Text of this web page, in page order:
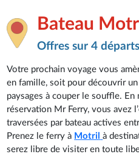
Bateau
Offres sur 4
Votre prochain voyage vous
en famille, soit pour découvrir
paysages à couper le souffle.
réservation Mr Ferry, vous avez
traversées par bateau actives
Prenez le ferry à Motril à
serez libre de visiter en toute